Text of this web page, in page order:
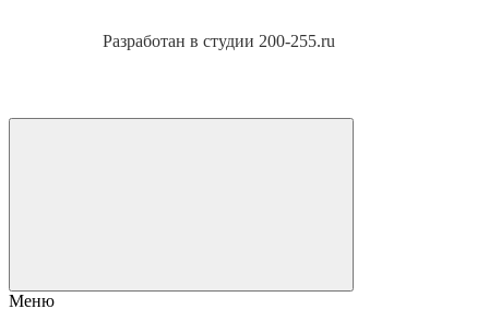
Разработан в студии 200-255.ru
Меню